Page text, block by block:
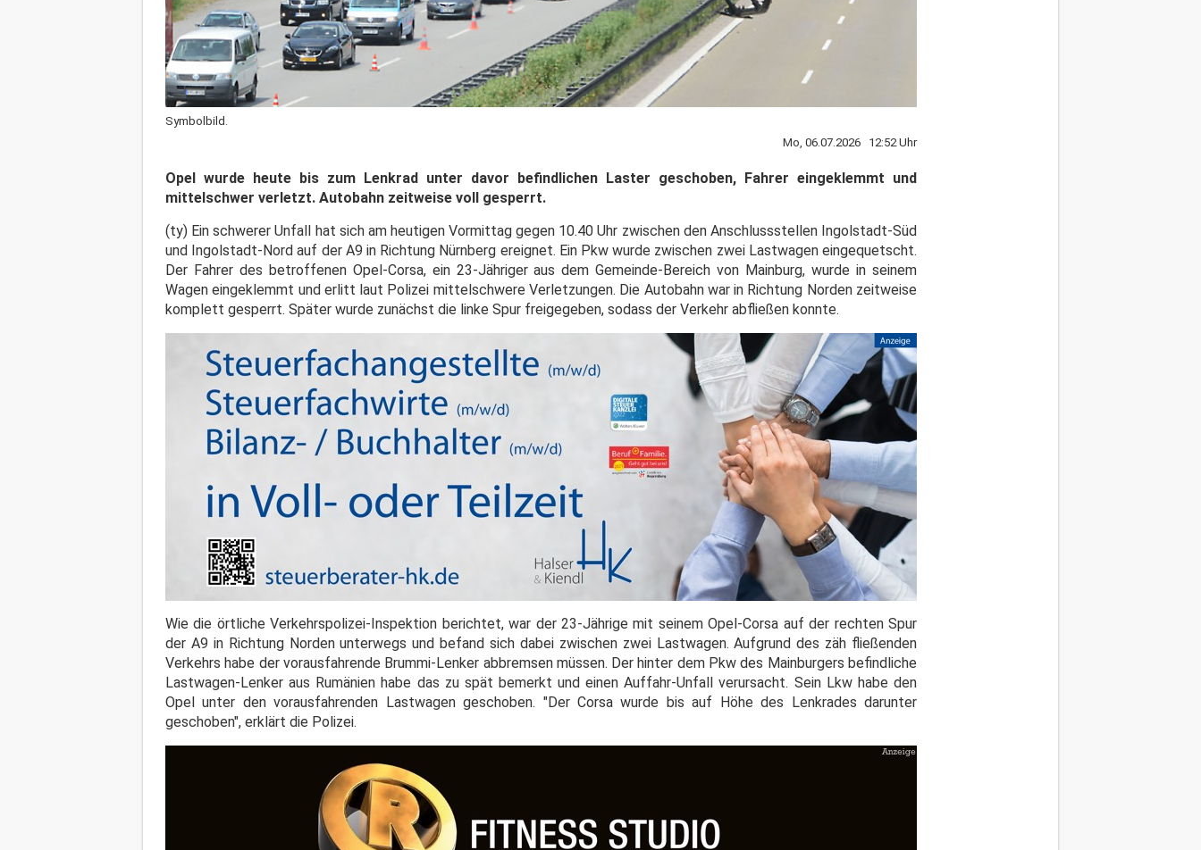
Symbolbild.
Mo, 06.07.2026 12:52 Uhr
Opel wurde heute bis zum Lenkrad unter davor befindlichen Laster geschoben, Fahrer eingeklemmt und
mittelschwer verletzt. Autobahn zeitweise voll gesperrt.
(ty) Ein schwerer Unfall hat sich am heutigen Vormittag gegen 10.40 Uhr zwischen den Anschlussstellen Ingolstadt-Süd
und Ingolstadt-Nord auf der A9 in Richtung Nürnberg ereignet. Ein Pkw wurde zwischen zwei Lastwagen eingequetscht.
Der Fahrer des betroffenen Opel-Corsa, ein 23-Jähriger aus dem Gemeinde-Bereich von Mainburg, wurde in seinem
Wagen eingeklemmt und erlitt laut Polizei mittelschwere Verletzungen. Die Autobahn war in Richtung Norden zeitweise
komplett gesperrt. Später wurde zunächst die linke Spur freigegeben, sodass der Verkehr abfließen konnte.
Wie die örtliche Verkehrspolizei-Inspektion berichtet, war der 23-Jährige mit seinem Opel-Corsa auf der rechten Spur
der A9 in Richtung Norden unterwegs und befand sich dabei zwischen zwei Lastwagen. Aufgrund des zäh fließenden
Verkehrs habe der vorausfahrende Brummi-Lenker abbremsen müssen. Der hinter dem Pkw des Mainburgers befindliche
Lastwagen-Lenker aus Rumänien habe das zu spät bemerkt und einen Auffahr-Unfall verursacht. Sein Lkw habe den
Opel unter den vorausfahrenden Lastwagen geschoben. "Der Corsa wurde bis auf Höhe des Lenkrades darunter
geschoben", erklärt die Polizei.